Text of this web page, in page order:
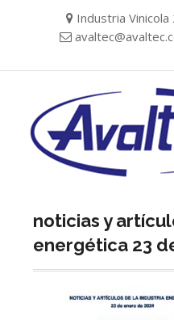
Industria Vinicola
noticias y
energética 23